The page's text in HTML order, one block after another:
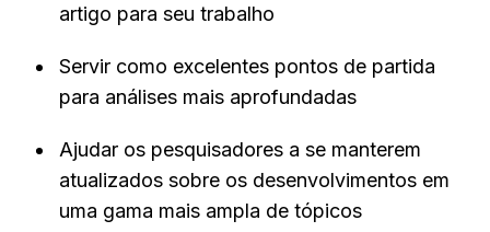
artigo para seu trabalho
Servir como excelentes pontos de partida
para análises mais aprofundadas
Ajudar os pesquisadores a se manterem
atualizados sobre os desenvolvimentos em
uma gama mais ampla de tópicos